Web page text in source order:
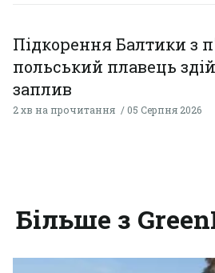
Підкорення Балтики з
польський плавець
заплив
2 хв на прочитання 05 Серпня 2026
Більше з